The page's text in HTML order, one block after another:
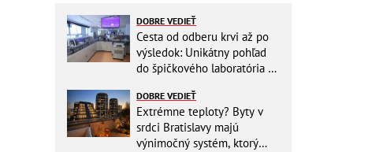
DOBRE VEDIEŤ
Cesta od odberu krvi až po
výsledok: Unikátny pohľad
do špičkového laboratória na
DOBRE VEDIEŤ
Extrémne teploty? Byty v
srdci Bratislavy majú
výnimočný systém, ktorý